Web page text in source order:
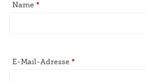
Name*
E-Mail-Adresse*